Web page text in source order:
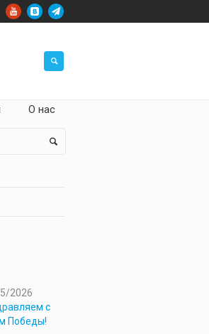
О нас
2026
с
Победы!